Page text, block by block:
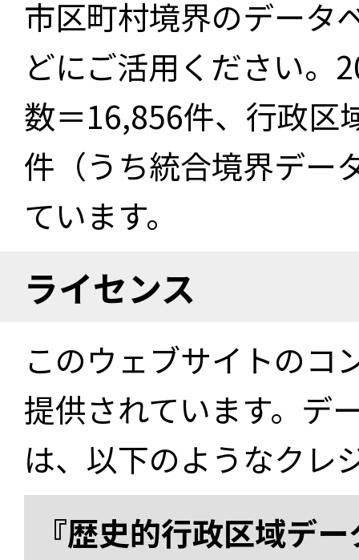
市区町村境界のデータ
どにご活用ください。
数＝16,856件、行政区
件（うち統合境界デー
ています。
ライセンス
このウェブサイトのコ
提供されています。デ
は、以下のようなクレ
『歴史的行政区域デ